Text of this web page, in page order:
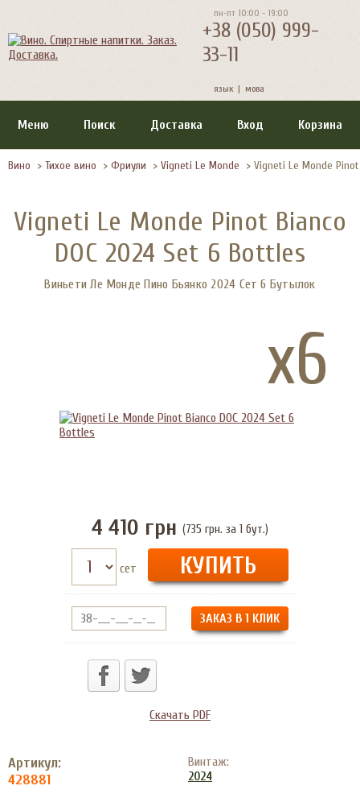
пн-пт 10:00 - 19:00
+38 (050) 999-
33-11
язык | мова
Меню Поиск Доставка Вход Корзина
Вино > Тихое вино > Фриули > Vigneti Le Monde > Vigneti Le Monde
Vigneti Le Monde Pinot Bianco
DOC 2024 Set 6 Bottles
Виньети Ле Монде Пино Бьянко 2024 Сет 6 Бутылок
x6
4 410 грн (735 грн. за 1 бут.)
сет
ЗАКАЗ В 1 КЛИК
Скачать PDF
Артикул:
428881
Винтаж:
2024